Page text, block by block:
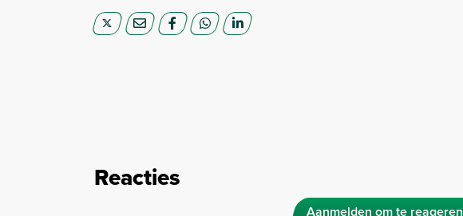
Reacties
Aanmelden om te reageren